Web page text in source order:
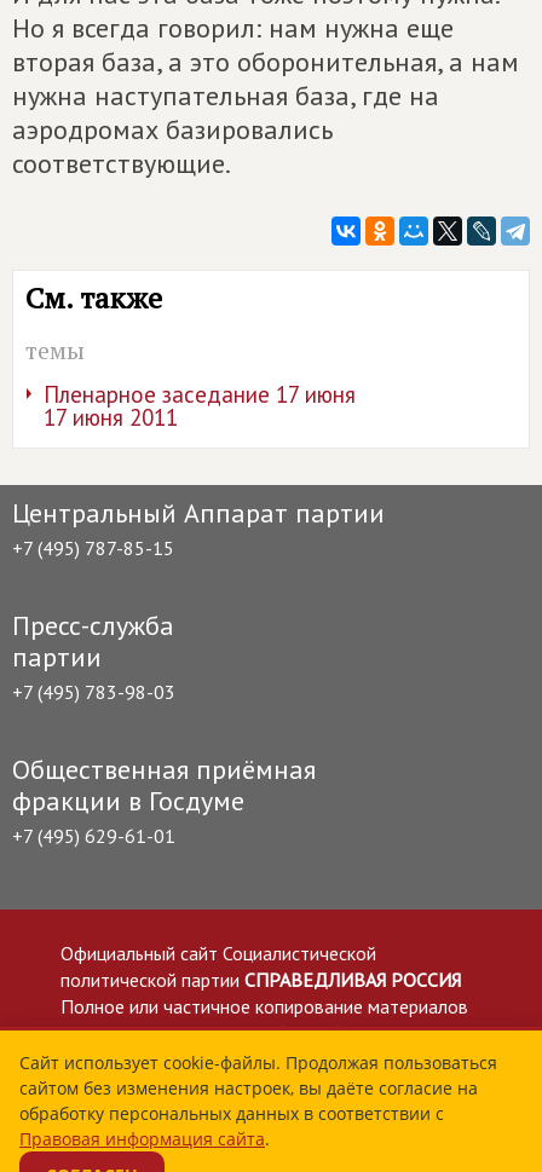
Но я всегда говорил: нам нужна еще
вторая база, а это оборонительная, а нам
нужна наступательная база, где на
аэродромах базировались
соответствующие.
См. также
темы
Пленарное заседание 17 июня
17 июня 2011
Центральный Аппарат партии
+7 (495) 787-85-15
Пресс-служба
партии
+7 (495) 783-98-03
Общественная приёмная
фракции в Госдуме
+7 (495) 629-61-01
Официальный сайт Социалистической
политической партии СПРАВЕДЛИВАЯ РОССИЯ
Полное или частичное копирование материалов
приветствуется со ссылкой на сайт spravedlivo.ru
Политика в отношении обработки персональных
данных
Все материалы сайта spravedlivo.ru доступны по
лицензии Creative Commons Attribution 4.0 International
Сайт использует cookie-файлы. Продолжая пользоваться
сайтом без изменения настроек, вы даёте согласие на
обработку персональных данных в соответствии с
Правовая информация сайта.